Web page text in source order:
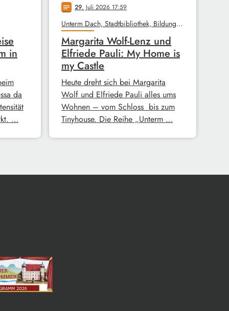
in
da
…
notes 29. Juli 2026 17:59
Unterm Dach, Stadtbibliothek, Bildungswerk
Margarita Wolf-Lenz und
Elfriede Pauli: My Home is
my Castle
Heute dreht sich bei Margarita
Wolf und Elfriede Pauli alles ums
Wohnen – vom Schloss bis zum
Tinyhouse. Die Reihe „Unterm …